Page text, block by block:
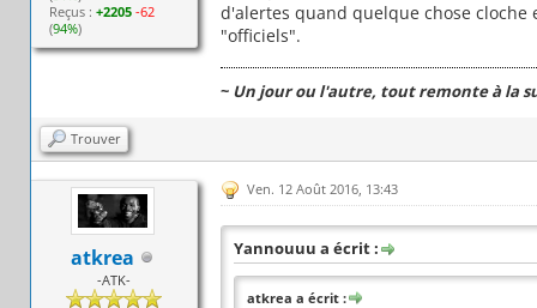
Reçus :+2205 -62
(94%)
d'alertes quand quelque chose
"officiels".
~ Un jour ou l'autre, tout remonte à la
Trouver
atkrea
-ATK-
Ven. 12 Août 2016, 13:43
Yannouuu a écrit :
atkrea a écrit :